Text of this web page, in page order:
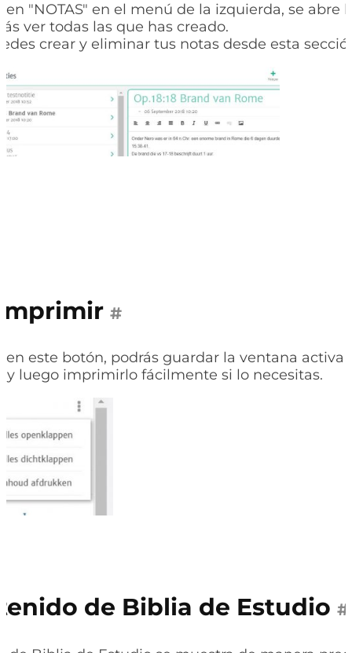
en "NOTAS" en el menú de la izquierda, se abre
ver todas las que has creado.
crear y eliminar tus notas desde esta
#
en este botón, podrás guardar la ventana activa
y luego imprimirlo fácilmente si lo necesitas.
de Biblia de Estudio #